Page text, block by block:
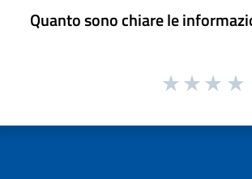
Quanto sono chiare le